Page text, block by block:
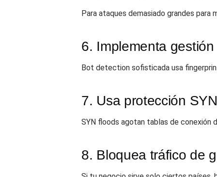
Para ataques demasiado grandes para
6. Implementa
Bot detection sofisticada usa
7. Usa protección
SYN floods agotan tablas de conexión
8. Bloquea tráfico de